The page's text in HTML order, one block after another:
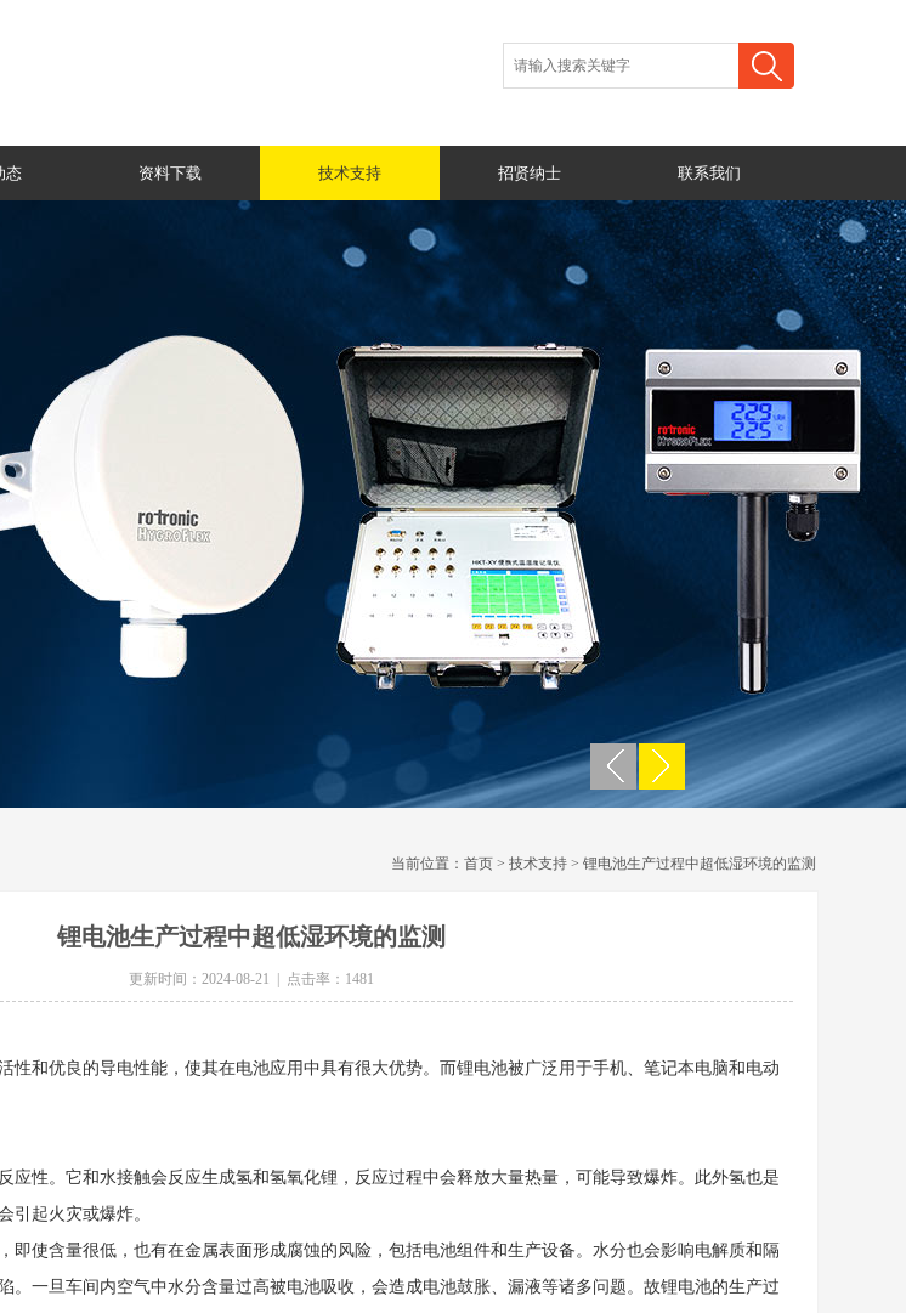
态 资料下载 技术支持 招贤纳士 联系我们
当前位置： 首页 > 技术支持 > 锂电池生产过程中超低湿环境的监测
锂电池生产过程中超低湿环境的监测
更新时间：2024-08-21 | 点击率：1481
和优良的导电性能，使其在电池应用中具有很大优势。而锂电池被广泛用于手机、笔记本电脑和电动
性。它和水接触会反应生成氢和氢氧化锂，反应过程中会释放大量热量，可能导致爆炸。此外氢也是
引起火灾或爆炸。
使含量很低，也有在金属表面形成腐蚀的风险，包括电池组件和生产设备。水分也会影响电解质和隔
。一旦车间内空气中水分含量过高被电池吸收，会造成电池鼓胀、漏液等诸多问题。故锂电池的生产过